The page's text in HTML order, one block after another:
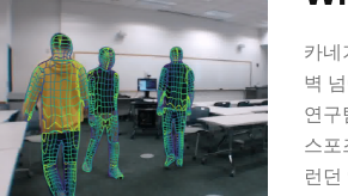
카네
벽
연구
스포
런던